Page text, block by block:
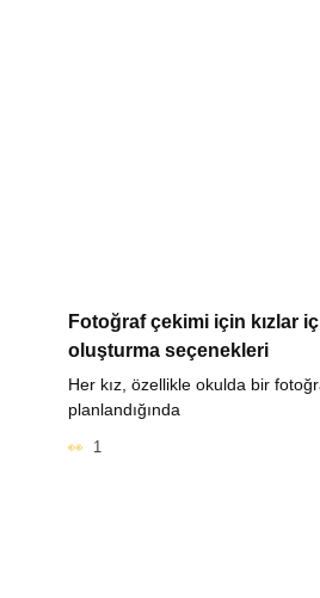
Fotoğraf çekimi için kızlar
oluşturma seçenekleri
Her kız, özellikle okulda bir
planlandığında
1